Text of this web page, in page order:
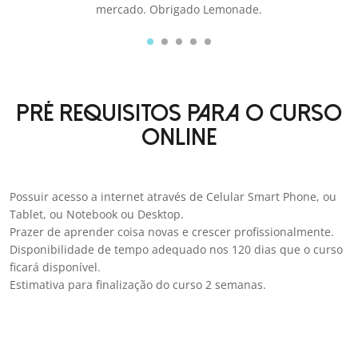
mercado. Obrigado Lemonade.
PRÉ REQUISITOS PARA O CURSO
ONLINE
Possuir acesso a internet através de Celular Smart Phone, ou
Tablet, ou Notebook ou Desktop.
Prazer de aprender coisa novas e crescer profissionalmente.
Disponibilidade de tempo adequado nos 120 dias que o curso
ficará disponível.
Estimativa para finalização do curso 2 semanas.